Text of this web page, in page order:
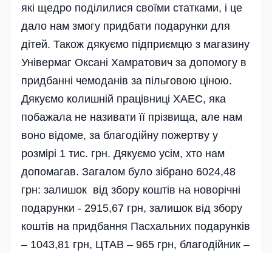
які щедро поділилися своїми статками, і це
дало нам змогу придбати подарунки для
дітей. Також дякуємо підприємцю з магазину
Універмаг Оксані Хамратович за допомогу в
придбанні чемоданів за пільговою ціною.
Дякуємо колишній працівниці ХАЕС, яка
побажала не називати її прізвища, але нам
воно відоме, за благодійну пожертву у
розмірі 1 тис. грн. Дякуємо усім, хто нам
допомагав. Загалом було зібрано 6024,48
грн: залишок від збору коштів на новорічні
подарунки - 2915,67 грн, залишок від збору
коштів на придбання Пасхальних подарунків
– 1043,81 грн, ЦТАВ – 965 грн, благодійник –